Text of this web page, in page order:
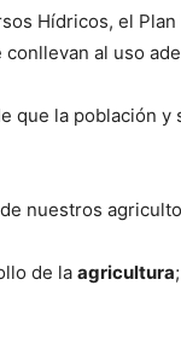
Hídricos, el
al uso
que la población
nuestros
de la agricultura